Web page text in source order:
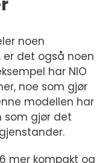
noen
det også noen
har NIO
noe som gjør
modellen har
som gjør det
mer kompakt og